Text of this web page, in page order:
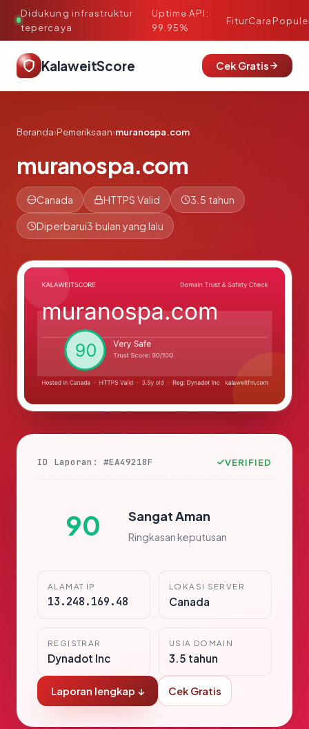
Didukung infrastruktur
tepercaya
·
Uptime API:
99.95%
FiturCara
KalaweitScore Cek Gratis
Beranda›Pemeriksaan›muranospa.com
muranospa.com
Canada HTTPS Valid 3.5 tahun
Diperbarui3 bulan yang lalu
ID Laporan: #EA49218F VERIFIED
90 Sangat Aman
Ringkasan keputusan
ALAMAT IP
13.248.169.48
LOKASI SERVER
Canada
REGISTRAR
Dynadot Inc
USIA DOMAIN
3.5 tahun
Laporan lengkap ↓ Cek Gratis